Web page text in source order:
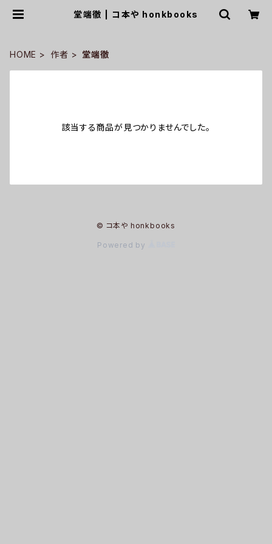
堂端徹 | コ本や honkbooks
HOME 作者 堂端徹
該当する商品が見つかりませんでした。
© コ本や honkbooks
Powered by